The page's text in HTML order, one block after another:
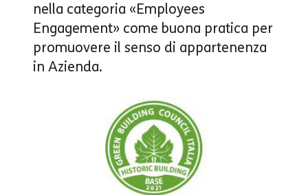
nella categoria «Employees
Engagement» come buona pratica per
promuovere il senso di appartenenza
in Azienda.